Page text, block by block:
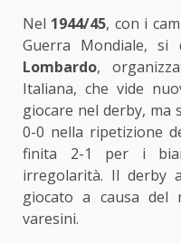
Nel 1944/45, con i
Guerra Mondiale, si
Lombardo,
Italiana, che vide
giocare nel derby, ma
0-0 nella ripetizione
finita 2-1 per i
irregolarità. Il derby
giocato a causa del
varesini.